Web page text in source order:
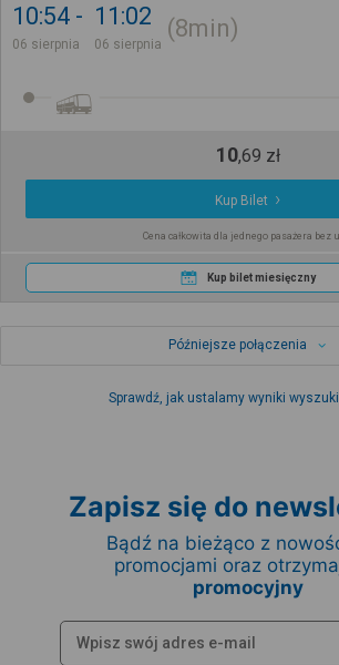
10:54
06 sierpnia
11:02
06 sierpnia
8min
10,69 zł
Kup Bilet
Cena całkowita dla jednego pasażera bez
Kup bilet miesięczny
Późniejsze połączenia
Sprawdź, jak ustalamy wyniki
Zapisz się do
Bądź na bieżąco z
promocjami oraz
promocyjny